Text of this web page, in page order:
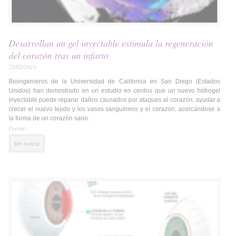
Desarrollan un gel inyectable estimula la regeneración
del corazón tras un infarto
25/02/2013
Bioingenieros de la Universidad de California en San Diego (Estados
Unidos) han demostrado en un estudio en cerdos que un nuevo hidrogel
inyectable puede reparar daños causados por ataques al corazón, ayudar a
crecer el nuevo tejido y los vasos sanguíneos y el corazón, acercándose a
la forma de un corazón sano.
Fuente:
Ver noticia